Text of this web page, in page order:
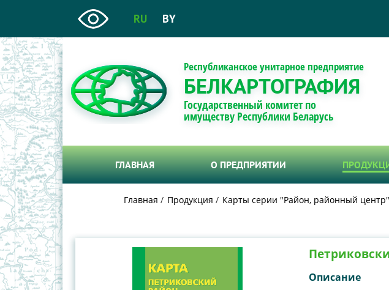
RU BY
Республиканское унитарное предприятие
БЕЛКАРТОГРАФИЯ
Государственный комитет по
имуществу Республики Беларусь
ГЛАВНАЯ О ПРЕДПРИЯТИИ
Главная Продукция Карты серии "Район, районный центр"
Описание